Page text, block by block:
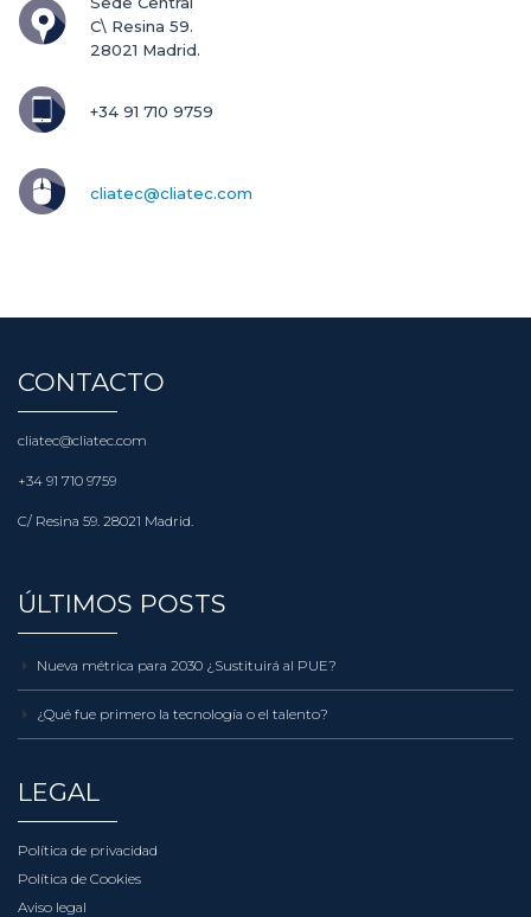
C\ Resina 59.
28021 Madrid.
+34 91 710 9759
cliatec@cliatec.com
CONTACTO
cliatec@cliatec.com
+34 91 710 9759
C/ Resina 59. 28021 Madrid.
ÚLTIMOS POSTS
Nueva métrica para 2030 ¿Sustituirá al PUE?
¿Qué fue primero la tecnología o el talento?
LEGAL
Política de privacidad
Política de Cookies
Aviso legal